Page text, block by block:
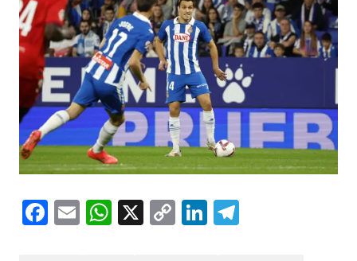
Facebook
EmailWhatsApp
X
CopyLinkedIn